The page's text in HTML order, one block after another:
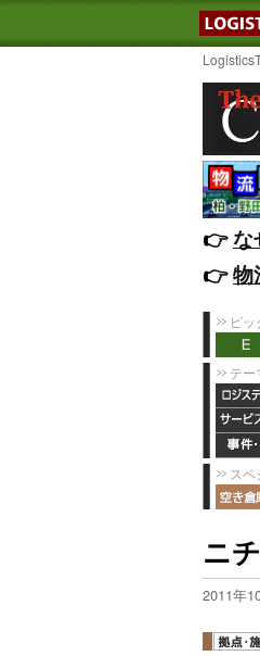
👉️な
👉️物
ピ
テー
ス
ニ
2011年